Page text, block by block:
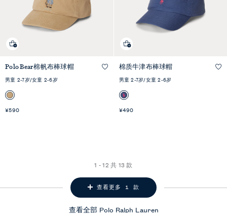
快速预览
Polo Bear棉帆布棒球帽
男童 2-7岁/女童 2-6岁
¥590
棉质牛津布棒球帽
男童 2-7岁/女童 2-6岁
¥490
1 - 12 共 13 款
查看更多 1 款
查看全部Polo Ralph Lauren